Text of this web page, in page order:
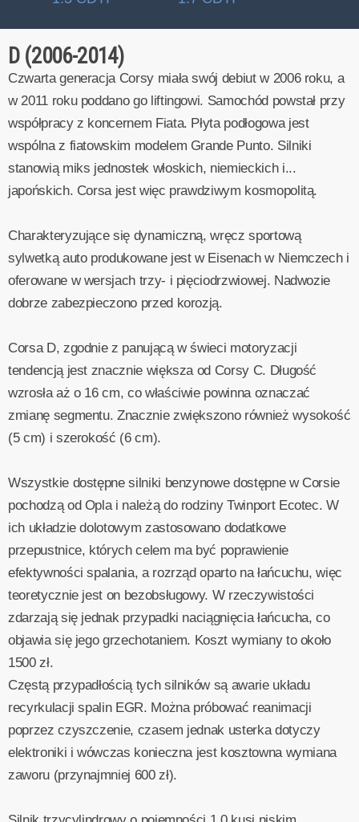
D (2006-2014)
Czwarta generacja Corsy miała swój debiut w 2006 roku, a
w 2011 roku poddano go liftingowi. Samochód powstał przy
współpracy z koncernem Fiata. Płyta podłogowa jest
wspólna z fiatowskim modelem Grande Punto. Silniki
stanowią miks jednostek włoskich, niemieckich i...
japońskich. Corsa jest więc prawdziwym kosmopolitą.
Charakteryzujące się dynamiczną, wręcz sportową
sylwetką auto produkowane jest w Eisenach w Niemczech i
oferowane w wersjach trzy- i pięciodrzwiowej. Nadwozie
dobrze zabezpieczono przed korozją.
Corsa D, zgodnie z panującą w świeci motoryzacji
tendencją jest znacznie większa od Corsy C. Długość
wzrosła aż o 16 cm, co właściwie powinna oznaczać
zmianę segmentu. Znacznie zwiększono również wysokość
(5 cm) i szerokość (6 cm).
Wszystkie dostępne silniki benzynowe dostępne w Corsie
pochodzą od Opla i należą do rodziny Twinport Ecotec. W
ich układzie dolotowym zastosowano dodatkowe
przepustnice, których celem ma być poprawienie
efektywności spalania, a rozrząd oparto na łańcuchu, więc
teoretycznie jest on bezobsługowy. W rzeczywistości
zdarzają się jednak przypadki naciągnięcia łańcucha, co
objawia się jego grzechotaniem. Koszt wymiany to około
1500 zł.
Częstą przypadłością tych silników są awarie układu
recyrkulacji spalin EGR. Można próbować reanimacji
poprzez czyszczenie, czasem jednak usterka dotyczy
elektroniki i wówczas konieczna jest kosztowna wymiana
zaworu (przynajmniej 600 zł).